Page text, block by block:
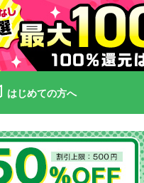
はじめての方へ